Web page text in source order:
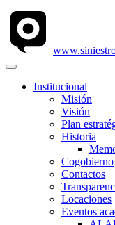
Institucional
Misión
Visión
Plan
Historia
Cogobierno
Contactos
Locaciones
Eventos